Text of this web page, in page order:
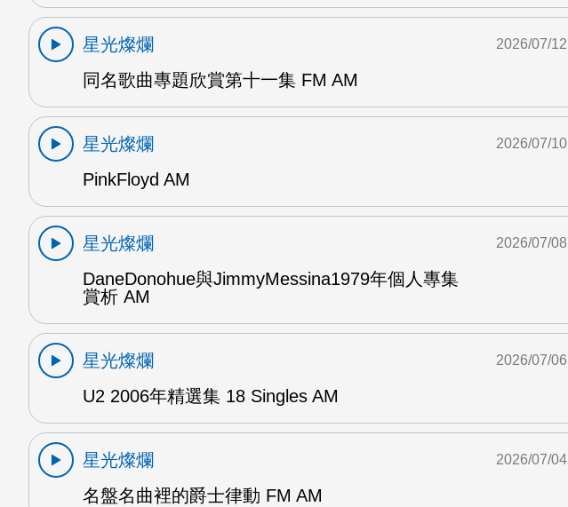
星光燦爛
同名歌曲專題欣賞第十一集 FM AM
2026/07/12
星光燦爛
PinkFloyd AM
2026/07/10
星光燦爛
DaneDonohue與JimmyMessina1979年個人專集
賞析 AM
2026/07/08
星光燦爛
U2 2006年精選集 18 Singles AM
2026/07/06
星光燦爛
名盤名曲裡的爵士律動 FM AM
2026/07/04